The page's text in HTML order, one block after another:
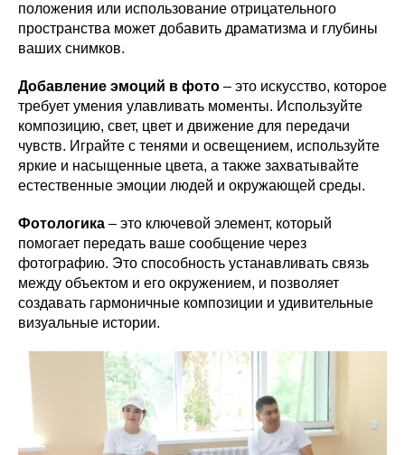
положения или использование отрицательного
пространства может добавить драматизма и глубины
ваших снимков.
Добавление эмоций в фото – это искусство, которое
требует умения улавливать моменты. Используйте
композицию, свет, цвет и движение для передачи
чувств. Играйте с тенями и освещением, используйте
яркие и насыщенные цвета, а также захватывайте
естественные эмоции людей и окружающей среды.
Фотологика – это ключевой элемент, который
помогает передать ваше сообщение через
фотографию. Это способность устанавливать связь
между объектом и его окружением, и позволяет
создавать гармоничные композиции и удивительные
визуальные истории.